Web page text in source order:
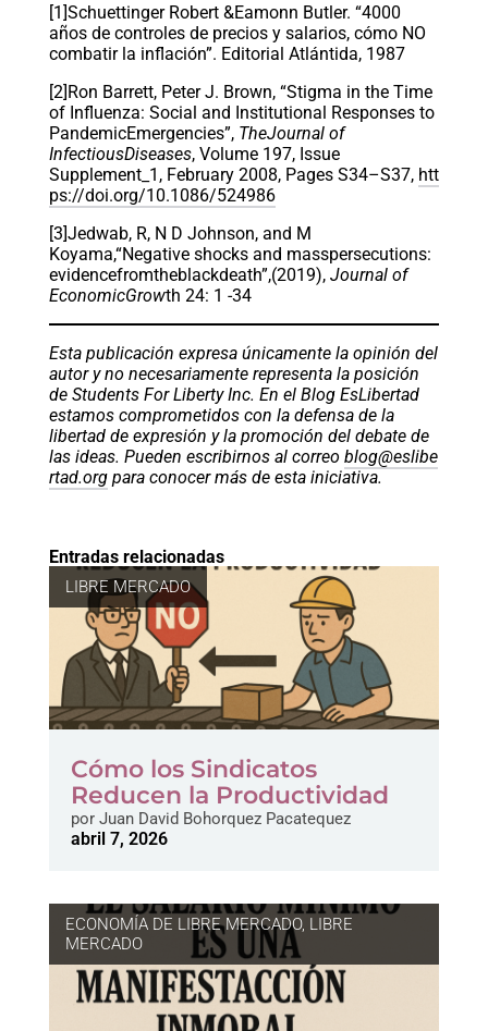
[1]Schuettinger Robert &Eamonn Butler. “4000
años de controles de precios y salarios, cómo NO
combatir la inflación”. Editorial Atlántida, 1987
[2]Ron Barrett, Peter J. Brown, “Stigma in the Time
of Influenza: Social and Institutional Responses to
PandemicEmergencies”, TheJournal of
InfectiousDiseases, Volume 197, Issue
Supplement_1, February 2008, Pages S34–S37, htt
ps://doi.org/10.1086/524986
[3]Jedwab, R, N D Johnson, and M
Koyama,“Negative shocks and masspersecutions:
evidencefromtheblackdeath”,(2019), Journal of
EconomicGrowth 24: 1 -34
Esta publicación expresa únicamente la opinión del
autor y no necesariamente representa la posición
de Students For Liberty Inc. En el Blog EsLibertad
estamos comprometidos con la defensa de la
libertad de expresión y la promoción del debate de
las ideas. Pueden escribirnos al correo blog@eslibe
rtad.orgpara conocer más de esta iniciativa.
Entradas relacionadas
LIBRE MERCADO
Cómo los Sindicatos
Reducen la Productividad
porJuan David Bohorquez Pacatequez
abril 7, 2026
ECONOMÍA DE LIBRE MERCADO, LIBRE
MERCADO